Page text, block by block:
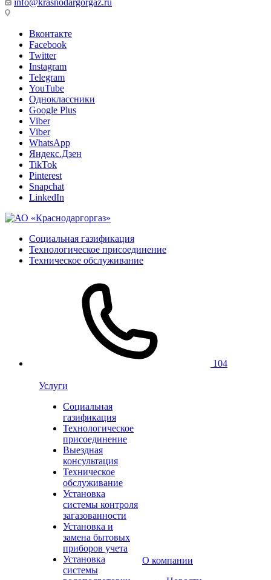
info@krasnodargorgaz.ru
Вконтакте
Facebook
Twitter
Instagram
Telegram
YouTube
Одноклассники
Google Plus
Viber
Viber
WhatsApp
Яндекс.Дзен
TikTok
Pinterest
Snapchat
LinkedIn
Социальная газификация
Технологическое присоединение
Техническое обслуживание
104
Услуги
Социальная
газификация
Технологическое
присоединение
Выездная
консультация
Техническое
обслуживание
Установка
системы контроля
загазованности
Установка и
замена бытовых
приборов учета
Установка
системы
О компании